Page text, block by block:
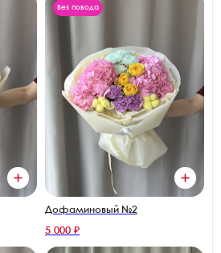
Без повода
Дофаминовый №2
5 000 ₽